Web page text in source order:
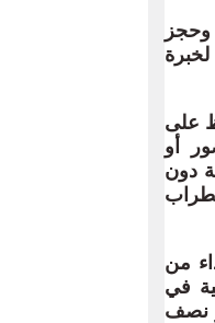
وحجز
لخبرة
على
أو
دون
ابتداء من
في
نصف